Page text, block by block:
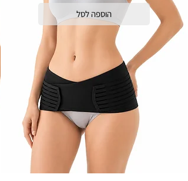
הוספה לסל